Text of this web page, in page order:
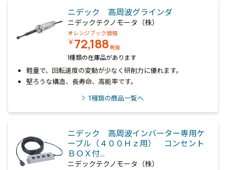
ニデック 高周波グラインダ
ニデックテクノモータ（株）
オレンジブック価格
￥72,188 税抜
1種類の在庫品があります
軽量で、回転速度の変動が少なく研削力に優れます。
堅ろうな構造、長寿命、高能率です。
1種類の商品一覧へ
ニデック 高周波インバーター専用ケ
ーブル（４００Ｈｚ用） コンセント
ＢＯＸ付…
ニデックテクノモータ（株）